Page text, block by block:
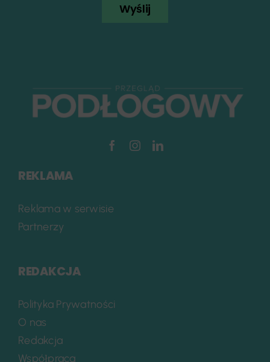
Wyślij
REKLAMA
Reklama w serwisie
Partnerzy
REDAKCJA
Polityka Prywatności
O nas
Redakcja
Współpraca